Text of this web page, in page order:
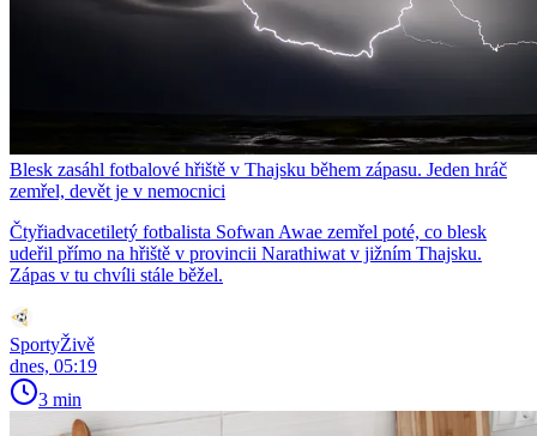
Blesk zasáhl fotbalové hřiště v Thajsku během zápasu. Jeden hráč
zemřel, devět je v nemocnici
Čtyřiadvacetiletý fotbalista Sofwan Awae zemřel poté, co blesk
udeřil přímo na hřiště v provincii Narathiwat v jižním Thajsku.
Zápas v tu chvíli stále běžel.
SportyŽivě
dnes, 05:19
3 min